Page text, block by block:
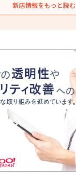
新店情報をもっと読む